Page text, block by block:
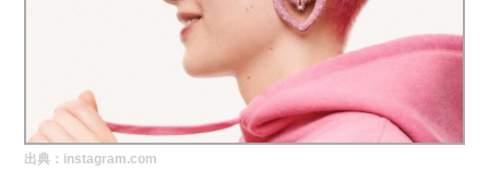
実録！海外ショップで買ってみた！
海外SHOP LIST
出典：instagram.com